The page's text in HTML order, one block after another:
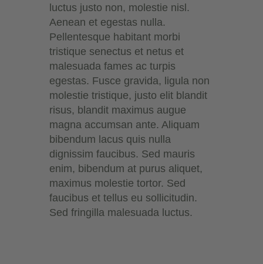
luctus justo non, molestie nisl.
Aenean et egestas nulla.
Pellentesque habitant morbi
tristique senectus et netus et
malesuada fames ac turpis
egestas. Fusce gravida, ligula non
molestie tristique, justo elit blandit
risus, blandit maximus augue
magna accumsan ante. Aliquam
bibendum lacus quis nulla
dignissim faucibus. Sed mauris
enim, bibendum at purus aliquet,
maximus molestie tortor. Sed
faucibus et tellus eu sollicitudin.
Sed fringilla malesuada luctus.